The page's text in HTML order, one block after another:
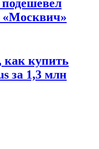
как купить
за 1,3 млн